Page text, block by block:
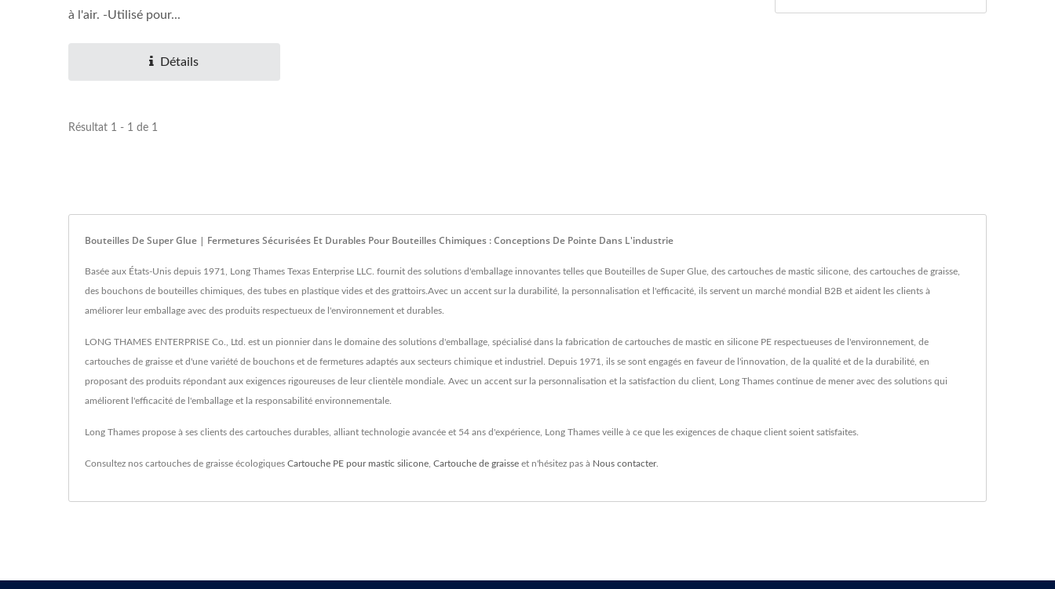
à l'air. -Utilisé pour...
Détails
Résultat 1 - 1 de 1
Bouteilles De Super Glue | Fermetures Sécurisées Et Durables Pour Bouteilles Chimiques : Conceptions De Pointe Dans L'industrie
Basée aux États-Unis depuis 1971, Long Thames Texas Enterprise LLC. fournit des solutions d'emballage innovantes telles que Bouteilles de Super Glue, des cartouches de mastic silicone, des cartouches de graisse,
des bouchons de bouteilles chimiques, des tubes en plastique vides et des grattoirs.Avec un accent sur la durabilité, la personnalisation et l'efficacité, ils servent un marché mondial B2B et aident les clients à
améliorer leur emballage avec des produits respectueux de l'environnement et durables.
LONG THAMES ENTERPRISE Co., Ltd. est un pionnier dans le domaine des solutions d'emballage, spécialisé dans la fabrication de cartouches de mastic en silicone PE respectueuses de l'environnement, de
cartouches de graisse et d'une variété de bouchons et de fermetures adaptés aux secteurs chimique et industriel. Depuis 1971, ils se sont engagés en faveur de l'innovation, de la qualité et de la durabilité, en
proposant des produits répondant aux exigences rigoureuses de leur clientèle mondiale. Avec un accent sur la personnalisation et la satisfaction du client, Long Thames continue de mener avec des solutions qui
améliorent l'efficacité de l'emballage et la responsabilité environnementale.
Long Thames propose à ses clients des cartouches durables, alliant technologie avancée et 54 ans d'expérience, Long Thames veille à ce que les exigences de chaque client soient satisfaites.
Consultez nos cartouches de graisse écologiques Cartouche PE pour mastic silicone Cartouche de graisse et n'hésitez pas à Nous contacter.